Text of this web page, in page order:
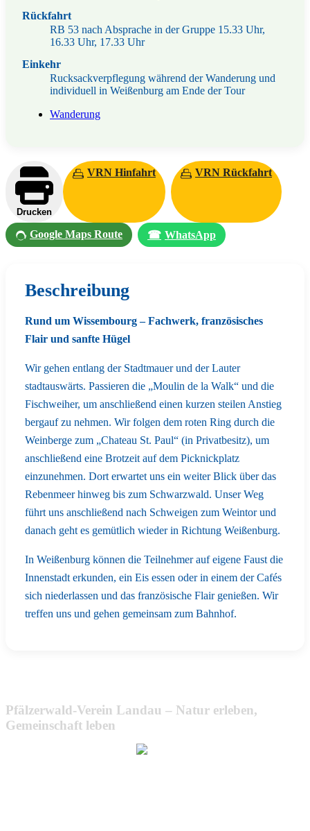
Rückfahrt
RB 53 nach Absprache in der Gruppe 15.33 Uhr,
16.33 Uhr, 17.33 Uhr
Einkehr
Rucksackverpflegung während der Wanderung und
individuell in Weißenburg am Ende der Tour
Wanderung
Drucken
VRN Hinfahrt VRN Rückfahrt
Google Maps Route ☎ WhatsApp
Beschreibung
Rund um Wissembourg – Fachwerk, französisches
Flair und sanfte Hügel
Wir gehen entlang der Stadtmauer und der Lauter
stadtauswärts. Passieren die „Moulin de la Walk“ und die
Fischweiher, um anschließend einen kurzen steilen Anstieg
bergauf zu nehmen. Wir folgen dem roten Ring durch die
Weinberge zum „Chateau St. Paul“ (in Privatbesitz), um
anschließend eine Brotzeit auf dem Picknickplatz
einzunehmen. Dort erwartet uns ein weiter Blick über das
Rebenmeer hinweg bis zum Schwarzwald. Unser Weg
führt uns anschließend nach Schweigen zum Weintor und
danach geht es gemütlich wieder in Richtung Weißenburg.
In Weißenburg können die Teilnehmer auf eigene Faust die
Innenstadt erkunden, ein Eis essen oder in einem der Cafés
sich niederlassen und das französische Flair genießen. Wir
treffen uns und gehen gemeinsam zum Bahnhof.
Pfälzerwald-Verein Landau – Natur erleben,
Gemeinschaft leben